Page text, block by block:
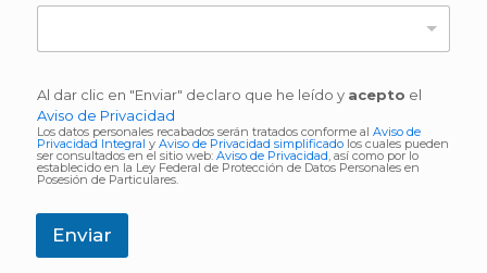
Al dar clic en "Enviar" declaro que he leído y acepto el
Aviso de Privacidad
Los datos personales recabados serán tratados conforme al Aviso de
Privacidad Integral y Aviso de Privacidad simplificado los cuales pueden
ser consultados en el sitio web: Aviso de Privacidad , así como por lo
establecido en la Ley Federal de Protección de Datos Personales en
Posesión de Particulares.
Enviar